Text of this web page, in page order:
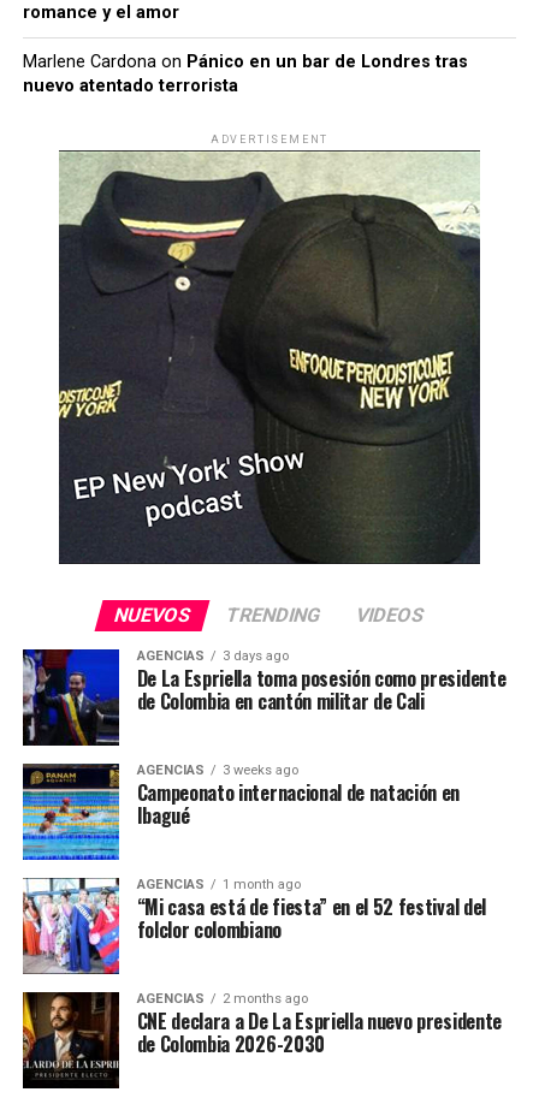
romance y el amor
Marlene Cardonaon Pánico en un bar de Londres tras
nuevo atentado terrorista
ADVERTISEMENT
NUEVOS TRENDING VIDEOS
AGENCIAS 3 days ago
De La Espriella toma posesión como presidente
de Colombia en cantón militar de Cali
AGENCIAS 3 weeks ago
Campeonato internacional de natación en
Ibagué
AGENCIAS 1 month ago
“Mi casa está de fiesta” en el 52 festival del
folclor colombiano
AGENCIAS 2 months ago
CNE declara a De La Espriella nuevo presidente
de Colombia 2026-2030